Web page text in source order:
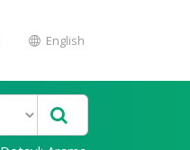
English